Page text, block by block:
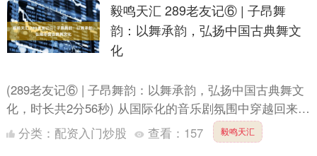
毅鸣天汇 289老友记⑥ | 子昂舞
韵：以舞承韵，弘扬中国古典舞文
化
(289老友记⑥ | 子昂舞韵：以舞承韵，弘扬中国古典舞文
化，时长共2分56秒) 从国际化的音乐剧氛围中穿越回来，
让我们换一种体验，来感受一下举手投足都是诗情画....
分类： 配资入门炒股 查看： 157 毅鸣天汇